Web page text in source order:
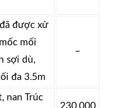
được xử
mối
sợi dù,
đa 3.5m
–
nan Trúc